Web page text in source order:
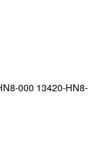
000 13420-HN8-